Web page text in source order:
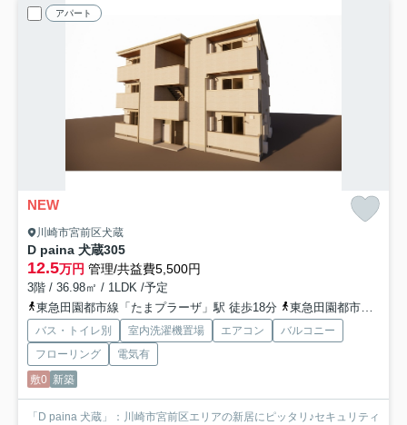
アパート
NEW
川崎市宮前区犬蔵
D paina 犬蔵305
12.5万円 管理/共益費5,500円
3階 / 36.98㎡ / 1LDK /予定
東急田園都市線「たまプラーザ」駅 徒歩18分
東急田園都市線「鷺沼」駅 徒歩25分
バス・トイレ別 室内洗濯機置場 エアコン
バルコニー
フローリング
電気有
敷0 新築
「D paina 犬蔵」：川崎市宮前区エリアの新居にピッタリ♪セキュリティ